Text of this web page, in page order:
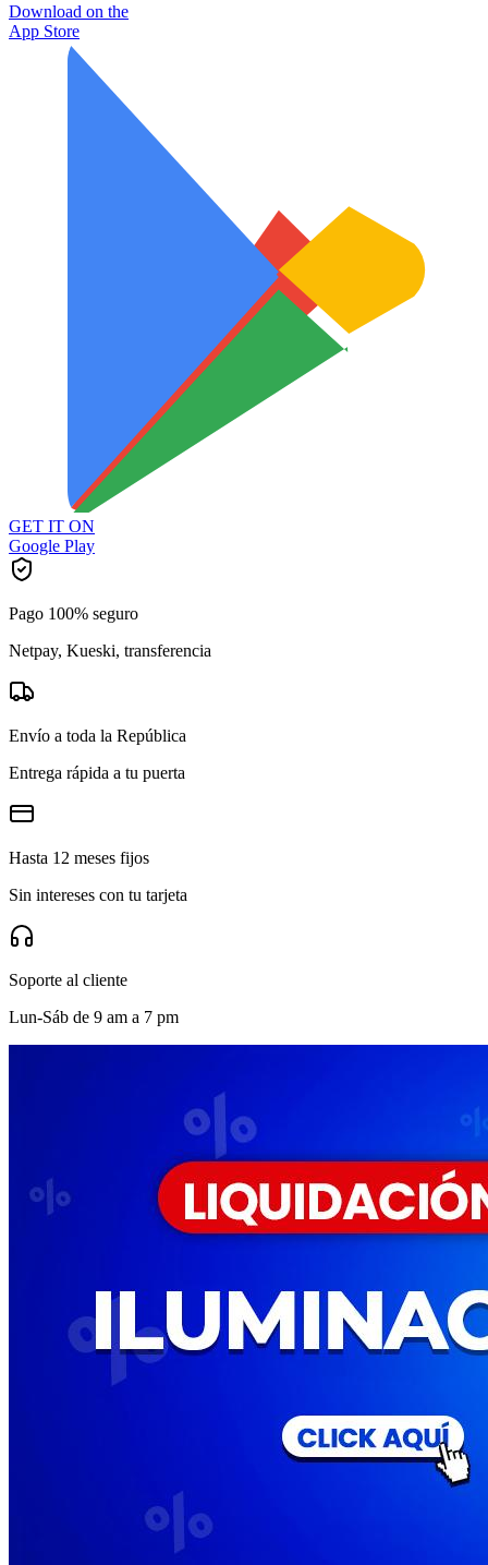
Download on the
App Store
GET IT ON
Google Play
Pago 100% seguro
Netpay, Kueski, transferencia
Envío a toda la República
Entrega rápida a tu puerta
Hasta 12 meses fijos
Sin intereses con tu tarjeta
Soporte al cliente
Lun-Sáb de 9 am a 7 pm